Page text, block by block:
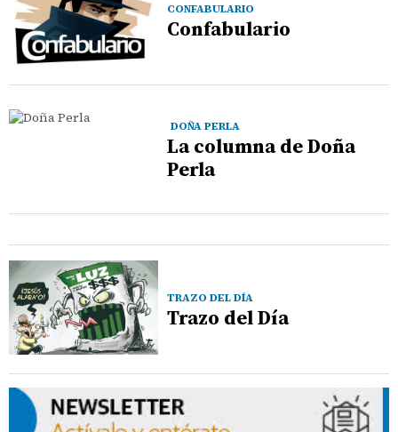
CONFABULARIO
Confabulario
DOÑA PERLA
La columna de Doña
Perla
TRAZO DEL DÍA
Trazo del Día